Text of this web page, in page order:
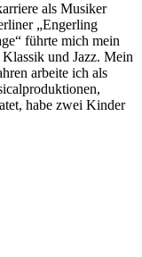
als Musiker
„Engerling
führte mich mein
und Jazz. Mein
arbeite ich als
habe zwei Kinder